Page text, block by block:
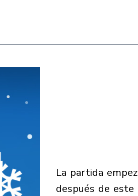
la partida empezará
después de este